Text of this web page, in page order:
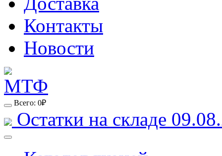
Контакты
Новости
Всего: 0₽
Остатки на складе